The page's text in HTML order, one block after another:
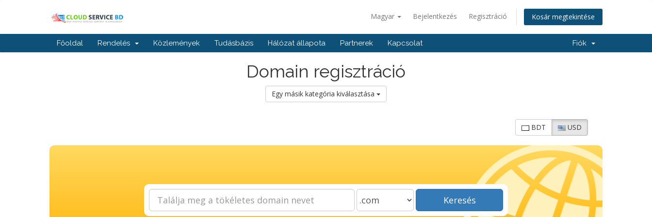
Magyar Bejelentkezés Regisztráció Kosár megtekintése
Főoldal Rendelés Közlemények Tudásbázis Hálózat állapota Partnerek Kapcsolat Fiók
Domain regisztráció
Egy másik kategória kiválasztása
BDT USD
Keresés